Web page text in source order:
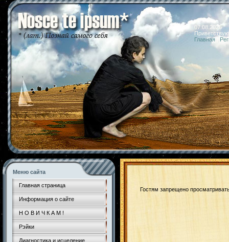
07.08.2026
Главная
Меню сайта
Главная страница
Информация о сайте
Н О В И Ч К А М !
Рэйки
Диагностика и исцеление
Гостям запрещено